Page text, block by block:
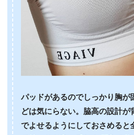
パッドがあるのでしっかり胸が
どは気にらない。脇高の設計が
でよせるようにしておさめると